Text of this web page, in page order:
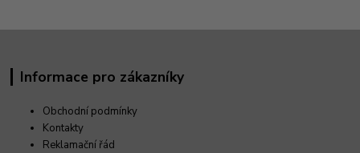
Informace pro zákazníky
Obchodní podmínky
Kontakty
Reklamační řád